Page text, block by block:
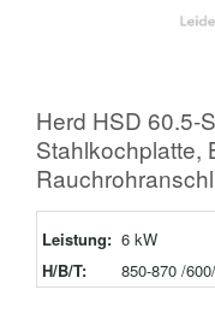
Herd HSD 60.5-
Stahlkochplatte,
Leistung: 6 kW
H/B/T:
850-870 /